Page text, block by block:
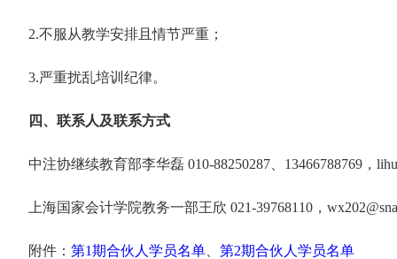
2.不服从教学安排且情节严重；
3.严重扰乱培训纪律。
四、联系人及联系方式
中注协继续教育部李华磊 010-88250287、13466788769，
上海国家会计学院教务一部王欣 021-39768110，
附件： 第1期合伙人学员名单 第2期合伙人学员名单